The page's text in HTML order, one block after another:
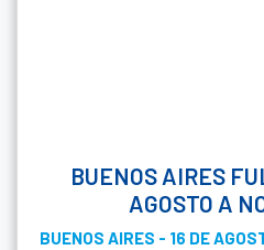
BUENOS AIRES
AGOSTO A
BUENOS AIRES - 16 DE